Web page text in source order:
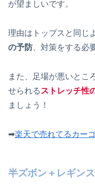
が望ましいです。
理由はトップスと同じ
の予防 、対策をする必
また、足場が悪いとこ
せられる ストレッチ性
ましょう！
➡楽天で売れてるカー
半ズボン＋レギンス